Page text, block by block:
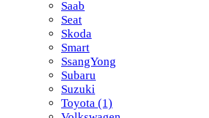
Saab
Seat
Skoda
Smart
SsangYong
Subaru
Suzuki
Toyota (1)